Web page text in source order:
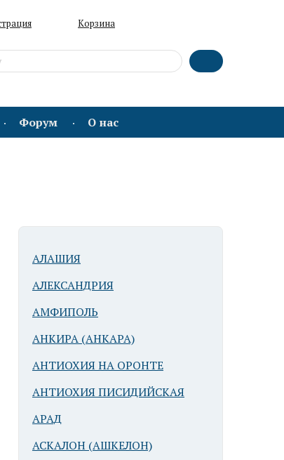
Корзина
Форум О нас
АЛАШИЯ
АЛЕКСАНДРИЯ
АМФИПОЛЬ
АНКИРА (АНКАРА)
АНТИОХИЯ НА ОРОНТЕ
АНТИОХИЯ ПИСИДИЙСКАЯ
АРАД
АСКАЛОН (АШКЕЛОН)